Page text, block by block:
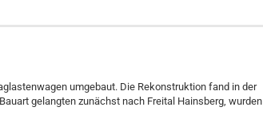
umgebaut. Die Rekonstruktion fand in der
gelangten zunächst nach Freital Hainsberg, wurden